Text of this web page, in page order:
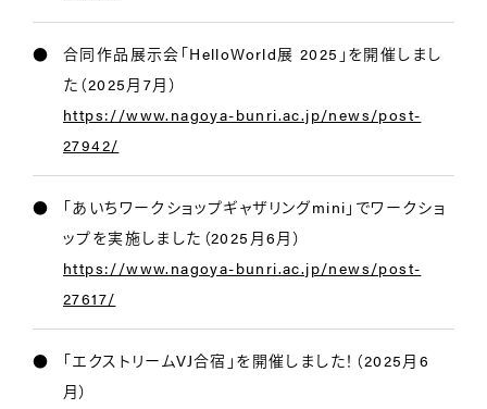
合同作品展示会「HelloWorld展 2025」を開催しまし
た（2025月7月）
https://www.nagoya-bunri.ac.jp/news/post-
27942/
「あいちワークショップギャザリングmini」でワークショ
ップを実施しました（2025月6月）
https://www.nagoya-bunri.ac.jp/news/post-
27617/
「エクストリームVJ合宿」を開催しました！（2025月6
月）